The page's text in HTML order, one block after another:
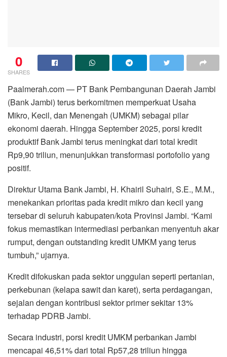
0
SHARES
Paalmerah.com — PT Bank Pembangunan Daerah Jambi
(Bank Jambi) terus berkomitmen memperkuat Usaha
Mikro, Kecil, dan Menengah (UMKM) sebagai pilar
ekonomi daerah. Hingga September 2025, porsi kredit
produktif Bank Jambi terus meningkat dari total kredit
Rp9,90 triliun, menunjukkan transformasi portofolio yang
positif.
Direktur Utama Bank Jambi, H. Khairil Suhairi, S.E., M.M.,
menekankan prioritas pada kredit mikro dan kecil yang
tersebar di seluruh kabupaten/kota Provinsi Jambi. “Kami
fokus memastikan intermediasi perbankan menyentuh akar
rumput, dengan outstanding kredit UMKM yang terus
tumbuh,” ujarnya.
Kredit difokuskan pada sektor unggulan seperti pertanian,
perkebunan (kelapa sawit dan karet), serta perdagangan,
sejalan dengan kontribusi sektor primer sekitar 13%
terhadap PDRB Jambi.
Secara industri, porsi kredit UMKM perbankan Jambi
mencapai 46,51% dari total Rp57,28 triliun hingga